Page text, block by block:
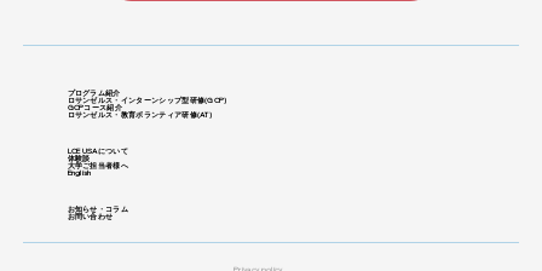
プログラム紹介
ロサンゼルス・インターンシップ型研修​(GCP)
GCPコース紹介
ロサンゼルス・教育ボランティア研修(AT)
LCE USAについて
体験談
大学ご担当者様へ
English
お知らせ・コラム
お問い合わせ